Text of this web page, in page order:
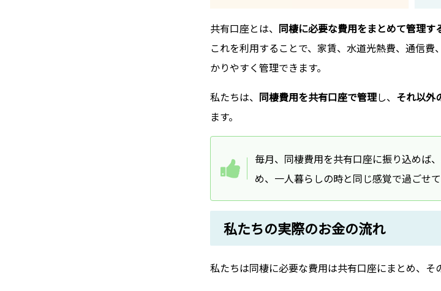
共有口座とは、 同棲に必要な費用をまとめて管理
これを利用することで、家賃、水道光熱費、通信
かりやすく管理できます。
私たちは、 同棲費用を共有口座で管理し、 それ以外
ます。
毎月、同棲費用を共有口座に振り込めば
め、一人暮らしの時と同じ感覚で過ごせて
私たちの実際のお金の流れ
私たちは同棲に必要な費用は共有口座にまとめ、そ